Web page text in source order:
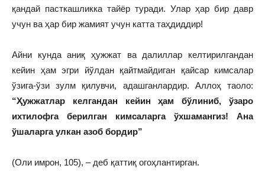
қандай пасткашликка тайёр туради. Улар ҳар бир давр
учун ва ҳар бир жамият учун катта таҳдиддир!
Айни кунда аниқ ҳужжат ва далиллар келтирилгандан
кейин ҳам эгри йўлдан қайтмайдиган қайсар кимсалар
ўзига-ўзи зулм қилувчи, адашганлардир. Аллоҳ таоло:
“Ҳужжатлар келгандан кейин ҳам бўлиниб, ўзаро
ихтилофга берилган кимсаларга ўхшамангиз! Ана
ўшаларга улкан азоб бордир”
(Оли имрон, 105), – деб қаттиқ огоҳлантирган.